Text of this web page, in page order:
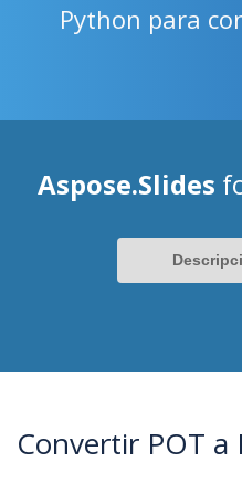
Python para
Aspose.Slides
Convertir POT a